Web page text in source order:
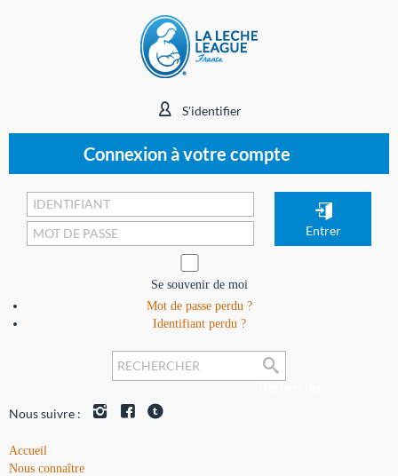
S'identifier
Connexion à votre compte
Se souvenir de moi
Mot de passe perdu ?
Identifiant perdu ?
Nous suivre :
Accueil
Nous connaître